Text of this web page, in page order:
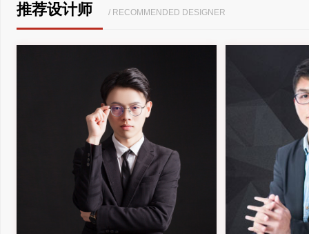
推荐设计师 / RECOMMENDED DESIGNER